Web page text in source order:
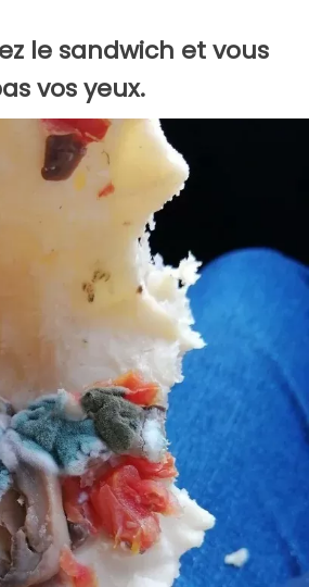
le sandwich et vous
vos yeux.